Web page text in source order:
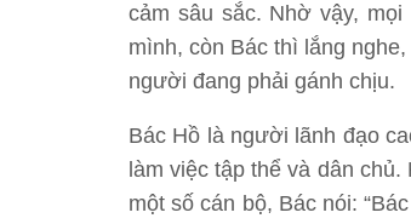
cảm sâu sắc. Nhờ vậy,
mình, còn Bác thì lắng
người đang phải gánh chịu.
Bác Hồ là người lãnh đạo
làm việc tập thể và dân
một số cán bộ, Bác nói: